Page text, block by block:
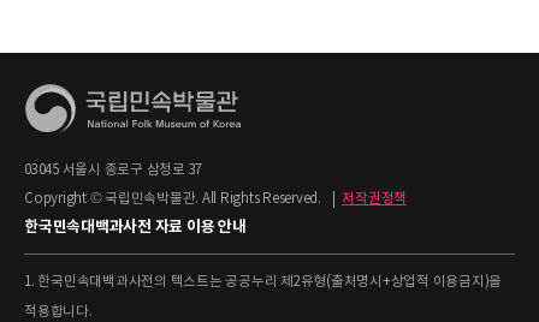
03045 서울시 종로구 삼청로 37
Copyright © 국립민속박물관. All Rights Reserved.
저작권정책
한국민속대백과사전 자료 이용 안내
1. 한국민속대백과사전의 텍스트는 공공누리 제2유형(출처명시+상업적 이용금지)을
적용합니다.